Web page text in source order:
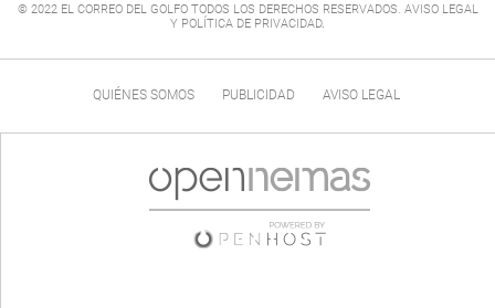
© 2022 EL CORREO DEL GOLFO TODOS LOS DERECHOS RESERVADOS. AVISO LEGAL
Y POLÍTICA DE PRIVACIDAD.
QUIÉNES SOMOS PUBLICIDAD AVISO LEGAL